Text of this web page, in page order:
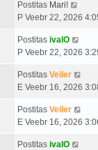
Postitas Mari!
P Veebr 22, 2026
Postitas ivalO
P Veebr 22, 2026
Postitas Veiler
E Veebr 16, 2026
Postitas Veiler
E Veebr 16, 2026
Postitas ivalO